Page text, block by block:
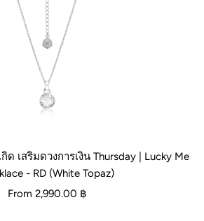
ด เสริมดวงการเงิน Thursday | Lucky Me
- RD (White Topaz)
From 2,990.00 ฿